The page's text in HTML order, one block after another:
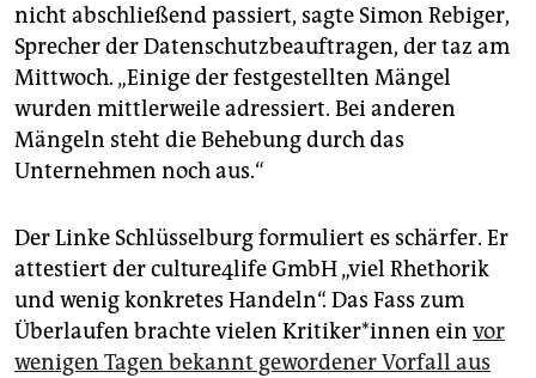
nicht abschließend passiert, sagte Simon Rebiger,
Sprecher der Datenschutzbeauftragen, der taz am
Mittwoch. „Einige der festgestellten Mängel
wurden mittlerweile adressiert. Bei anderen
Mängeln steht die Behebung durch das
Unternehmen noch aus.“
Der Linke Schlüsselburg formuliert es schärfer. Er
attestiert der culture4life GmbH „viel Rhethorik
und wenig konkretes Handeln“. Das Fass zum
Überlaufen brachte vielen Kri­ti­ke­r*in­nen ein vor
wenigen Tagen bekannt gewordener Vorfall aus